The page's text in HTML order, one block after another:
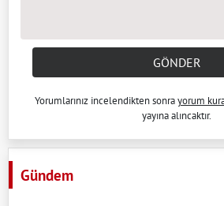
GÖNDER
Yorumlarınız incelendikten sonrayorum
yayına alıncaktır.
Gündem